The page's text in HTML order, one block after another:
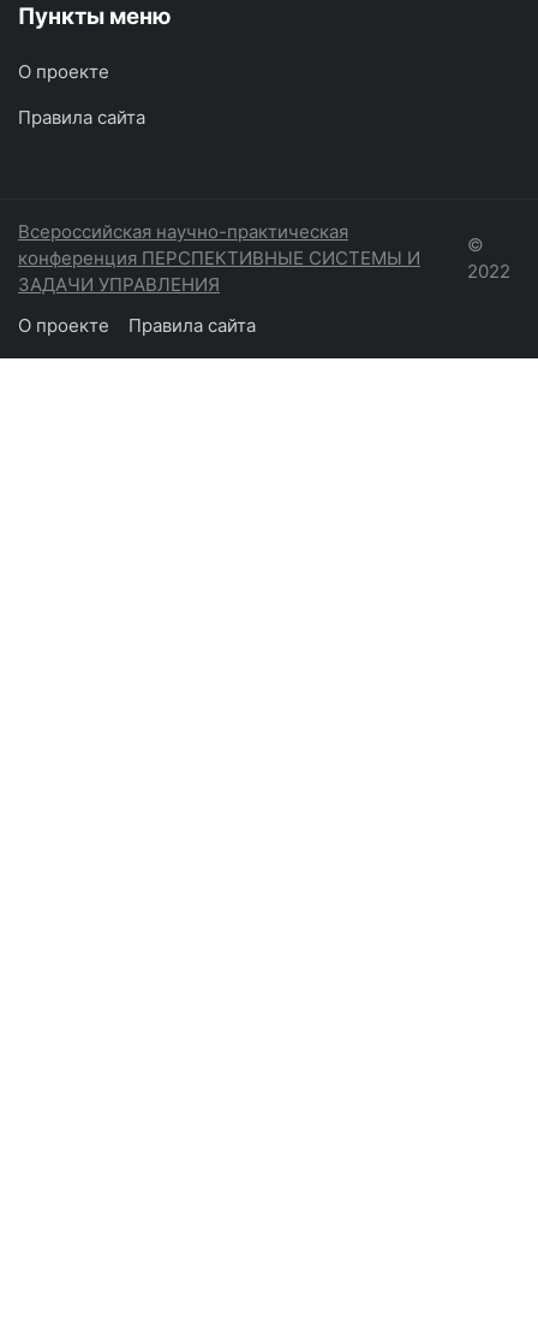
Пункты меню
О проекте
Правила сайта
Всероссийская научно-практическая
конференция ПЕРСПЕКТИВНЫЕ СИСТЕМЫ И
ЗАДАЧИ УПРАВЛЕНИЯ
©
2022
О проекте Правила сайта